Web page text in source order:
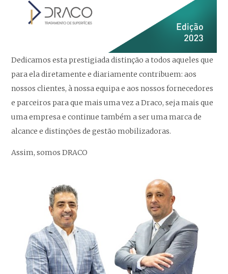
Dedicamos esta prestigiada distinção a todos aqueles que
para ela diretamente e diariamente contribuem: aos
nossos clientes, à nossa equipa e aos nossos fornecedores
e parceiros para que mais uma vez a Draco, seja mais que
uma empresa e continue também a ser uma marca de
alcance e distinções de gestão mobilizadoras.
Assim, somos DRACO